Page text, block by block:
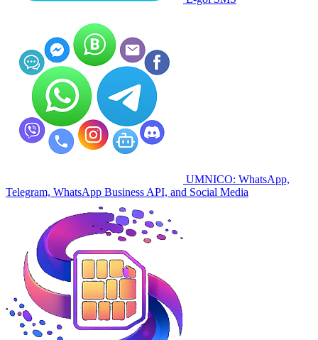
UMNICO: WhatsApp,
Telegram, WhatsApp Business API, and Social Media